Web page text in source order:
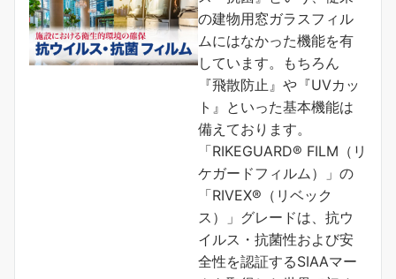
の建物用窓ガラスフィル
ムにはなかった機能を有
しています。もちろん
『飛散防止』や『UVカッ
ト』といった基本機能は
備えております。
「RIKEGUARD® FILM（リ
ケガードフィルム）」の
「RIVEX®（リベック
ス）」グレードは、抗ウ
イルス・抗菌性および安
全性を認証するSIAAマー